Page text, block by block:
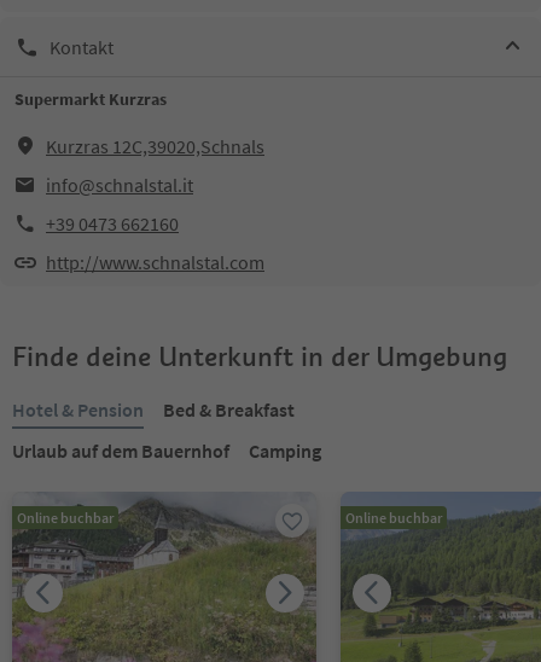
Kontakt
Supermarkt Kurzras
Kurzras 12C,39020,Schnals
info@schnalstal.it
+39 0473 662160
http://www.schnalstal.com
Finde deine Unterkunft in der Umgebung
Hotel & Pension
Bed & Breakfast
Urlaub auf dem Bauernhof
Camping
Online buchbar Online buchbar